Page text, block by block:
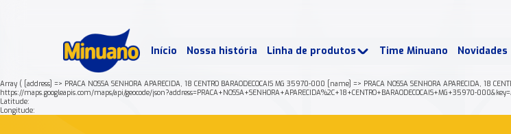
Início Nossa história Linha de produtos Time Minuano Novidades
Array ( [address] => PRACA NOSSA SENHORA APARECIDA, 18 CENTRO BARAODECOCAIS MG 35970-000 [name] => PRACA NOSSA SENHORA APARECIDA, 18
https://maps.googleapis.com/maps/api/geocode/json?address=PRACA+NOSSA+SENHORA+APARECIDA%2C+18+CENTRO+BARAODECOCAIS+MG+35970-
Latitude:
Longitude: